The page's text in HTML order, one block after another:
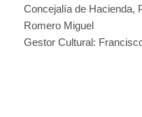
Concejalía de Hacienda,
Romero Miguel
Gestor Cultural: